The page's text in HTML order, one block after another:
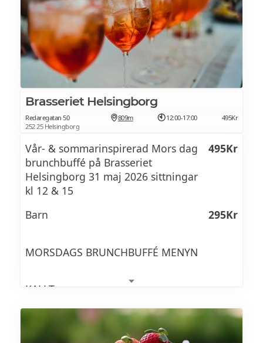
Varmrökt lax
vår egenrökta lax från Färöarna, romsås &
kokt potatis
Bakad rabarber
med maräng smaksatt med kardemumma,
Brasseriet Helsingborg
Redaregatan 50
252 25 Helsingborg
809m 12:00-17:00 495Kr
Vår- & sommarinspirerad Mors dag
brunchbuffé på Brasseriet
Helsingborg 31 maj 2026 sittningar
kl 12 & 15
495Kr
Barn 295Kr
MORSDAGS BRUNCHBUFFÉ MENYN
KALLT
Räkor med skal